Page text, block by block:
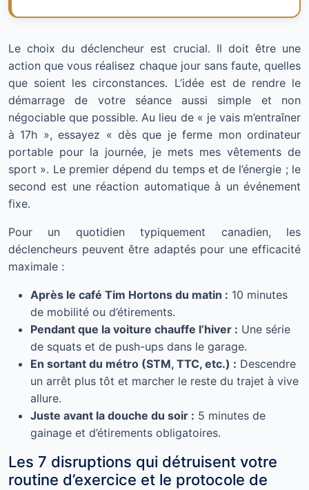
Le choix du déclencheur est crucial. Il doit être une
action que vous réalisez chaque jour sans faute, quelles
que soient les circonstances. L’idée est de rendre le
démarrage de votre séance aussi simple et non
négociable que possible. Au lieu de « je vais m’entraîner
à 17h », essayez « dès que je ferme mon ordinateur
portable pour la journée, je mets mes vêtements de
sport ». Le premier dépend du temps et de l’énergie ; le
second est une réaction automatique à un événement
fixe.
Pour un quotidien typiquement canadien, les
déclencheurs peuvent être adaptés pour une efficacité
maximale :
Après le café Tim Hortons du matin : 10 minutes
de mobilité ou d’étirements.
Pendant que la voiture chauffe l’hiver : Une série
de squats et de push-ups dans le garage.
En sortant du métro (STM, TTC, etc.) : Descendre
un arrêt plus tôt et marcher le reste du trajet à vive
allure.
Juste avant la douche du soir : 5 minutes de
gainage et d’étirements obligatoires.
Les 7 disruptions qui détruisent votre
routine d’exercice et le protocole de